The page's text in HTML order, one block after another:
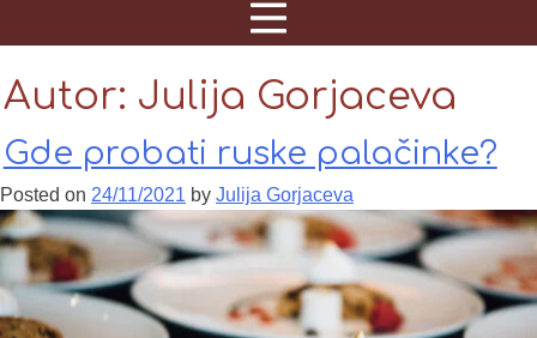
Autor: Julija Gorjaceva
Gde probati ruske palačinke?
Posted on 24/11/2021 by Julija Gorjaceva